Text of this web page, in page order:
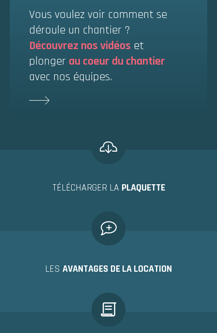
Vous voulez voir comment se
déroule un chantier ?
Découvrez nos vidéos et
plonger au coeur du chantier
avec nos équipes.
TÉLÉCHARGER LA PLAQUETTE
LES AVANTAGES DE LA LOCATION